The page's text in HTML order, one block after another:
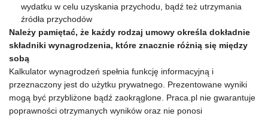
wydatku w celu uzyskania przychodu, bądź też utrzymania
źródła przychodów
Należy pamiętać, że każdy rodzaj umowy określa dokładnie
składniki wynagrodzenia, które znacznie różnią się między
sobą
Kalkulator wynagrodzeń spełnia funkcję informacyjną i
przeznaczony jest do użytku prywatnego. Prezentowane wyniki
mogą być przybliżone bądź zaokrąglone. Praca.pl nie gwarantuje
poprawności otrzymanych wyników oraz nie ponosi